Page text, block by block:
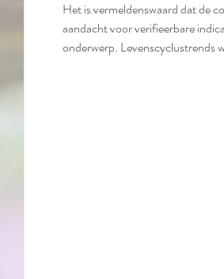
Het is vermeldenswaard dat de
aandacht voor verifieerbare
onderwerp. Levenscyclustrends